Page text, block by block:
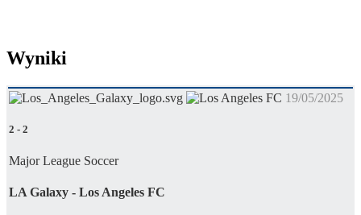
Wyniki
19/05/2025
2 - 2
Major League Soccer
LA Galaxy - Los Angeles FC